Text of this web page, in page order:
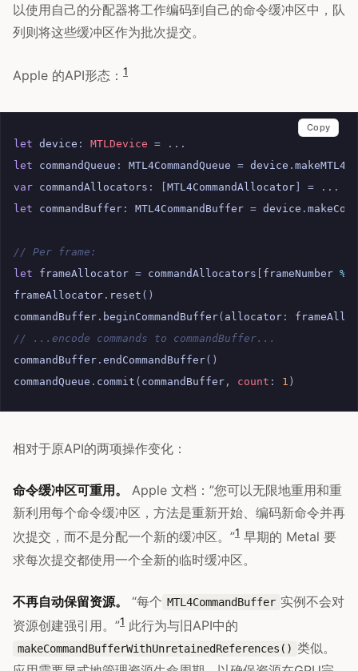
以使用自己的分配器将工作编码到自己的命令缓冲区中，队
列则将这些缓冲区作为批次提交。
Apple 的API形态： 1
let device : MTLDevice =
...
let
commandQueue : MTL4CommandQueue = device .
var commandAllocators : MTL4CommandAllocator =
...
let
commandBuffer : MTL4CommandBuffer = device .
// Per frame:
let
frameAllocator = commandAllocators frameNumber %
frameAllocator . reset ()
commandBuffer . beginCommandBuffer( allocator :
// ...encode commands to commandBuffer...
commandBuffer . endCommandBuffer()
commandQueue . commit ( commandBuffer , count : 1 )
Copy
相对于原API的两项操作变化：
命令缓冲区可重用。
Apple 文档：”您可以无限地重用和重
新利用每个命令缓冲区，方法是重新开始、编码新命令并再
次提交，而不是分配一个新的缓冲区。”1 早期的 Metal 要
求每次提交都使用一个全新的临时缓冲区。
不再自动保留资源。 “每个 MTL4CommandBuffer 实例不会对
资源创建强引用。”1 此行为与旧API中的
makeCommandBufferWithUnretainedReferences() 类似。